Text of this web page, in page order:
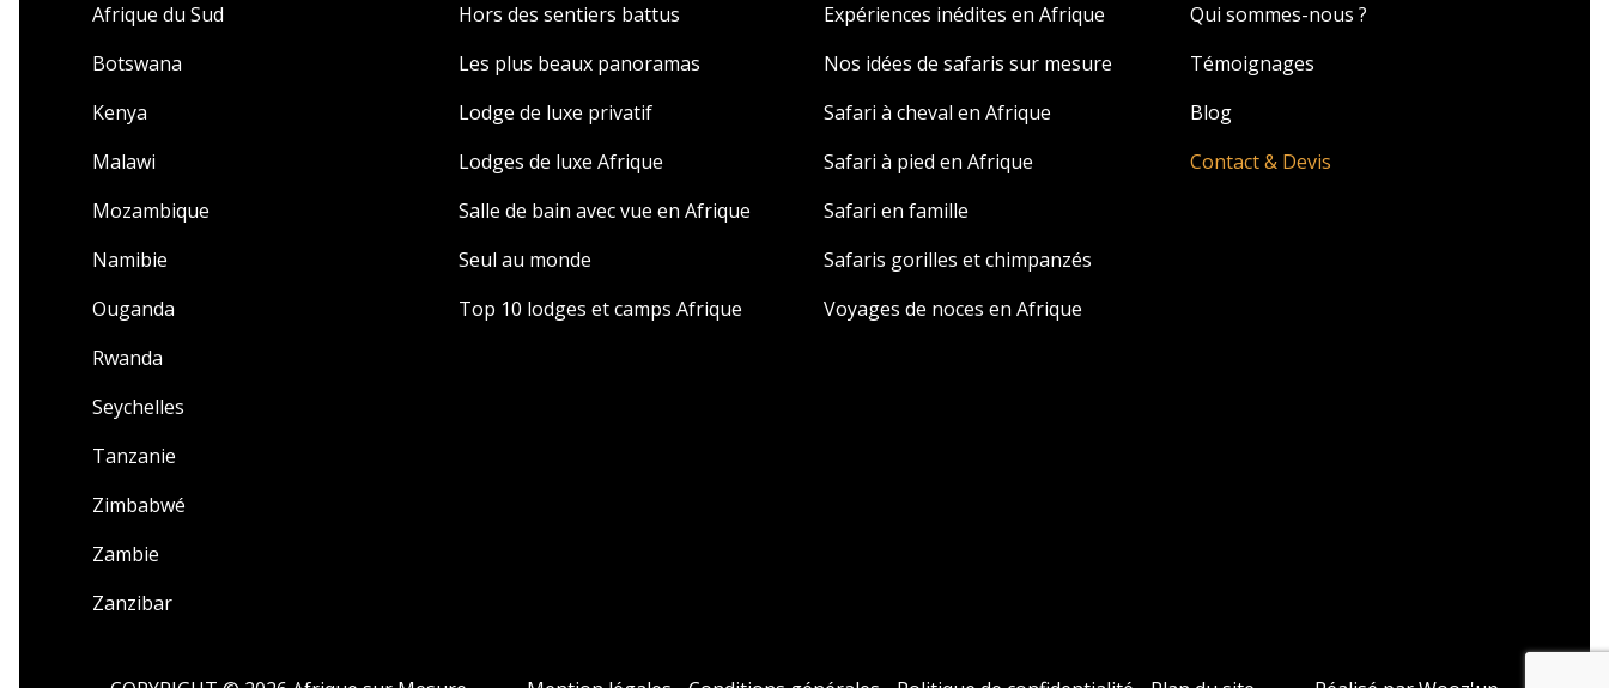
Afrique du Sud
Botswana
Kenya
Malawi
Mozambique
Namibie
Ouganda
Rwanda
Seychelles
Tanzanie
Zimbabwé
Zambie
Zanzibar
Hors des sentiers battus
Les plus beaux panoramas
Lodge de luxe privatif
Lodges de luxe Afrique
Salle de bain avec vue en Afrique
Seul au monde
Top 10 lodges et camps Afrique
Expériences inédites en Afrique
Nos idées de safaris sur mesure
Safari à cheval en Afrique
Safari à pied en Afrique
Safari en famille
Safaris gorilles et chimpanzés
Voyages de noces en Afrique
Qui sommes-nous ?
Témoignages
Blog
Contact & Devis